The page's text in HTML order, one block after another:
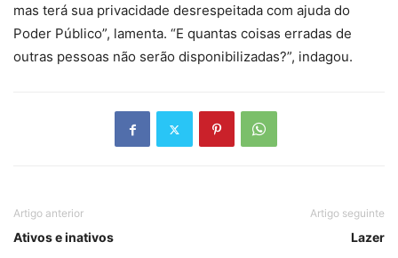
mas terá sua privacidade desrespeitada com ajuda do
Poder Público”, lamenta. “E quantas coisas erradas de
outras pessoas não serão disponibilizadas?”, indagou.
Artigo anterior
Ativos e inativos
Artigo seguinte
Lazer